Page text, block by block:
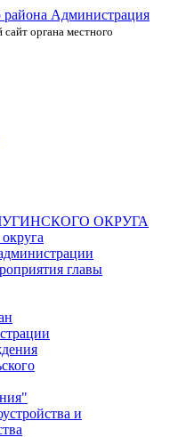
Администрация
органа местного
ОКРУГА
главы
и